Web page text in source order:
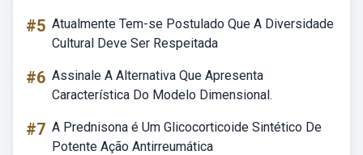
#5 Atualmente Tem-se Postulado Que A Diversidade
Cultural Deve Ser Respeitada
#6 Assinale A Alternativa Que Apresenta
Característica Do Modelo Dimensional.
#7 A Prednisona é Um Glicocorticoide Sintético De
Potente Ação Antirreumática